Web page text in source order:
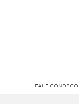
FALE CONOSCO